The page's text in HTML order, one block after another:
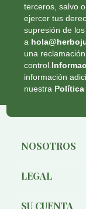
terceros, salvo
ejercer tus
supresión de
a
una
control.
información
nuestra Política
NOSOTROS
LEGAL
SU CUENTA